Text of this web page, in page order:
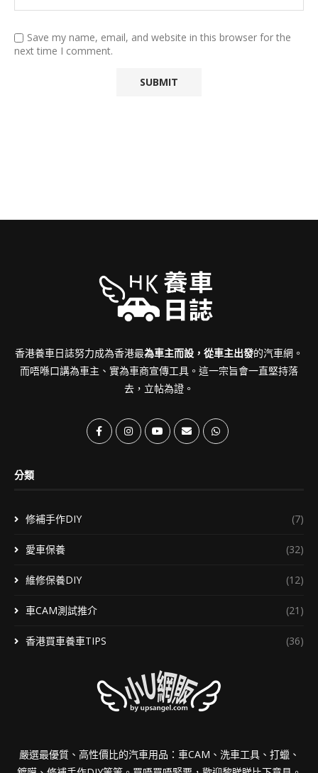
Save my name, email, and website in this browser for the
next time I comment.
香港養車日誌努力成為香港最為車主而設，從車主出發的汽車網。
而唔喺口講為車主、實為車商宣傳工具。這一宗旨會一直堅持落
去，立帖為證。
分類
修補手作DIY (7)
愛車保養 (32)
維修保養DIY (12)
車CAM測試推介 (21)
香港買車養車TIPS (36)
嚴選最優質、高性價比的汽車用品：車CAM、洗車工具、打蠟、